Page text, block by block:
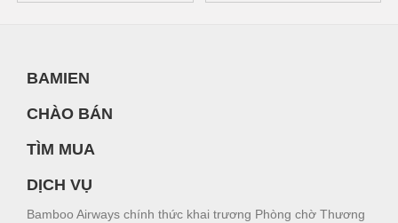
BAMIEN
CHÀO BÁN
TÌM MUA
DỊCH VỤ
Bamboo Airways chính thức khai trương Phòng chờ Thương